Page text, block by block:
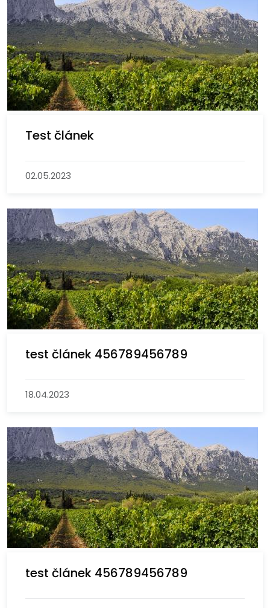
Test článek
02.05.2023
test článek 456789456789
18.04.2023
test článek 456789456789